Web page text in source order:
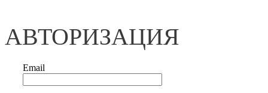
АВТОРИЗАЦИЯ
Email